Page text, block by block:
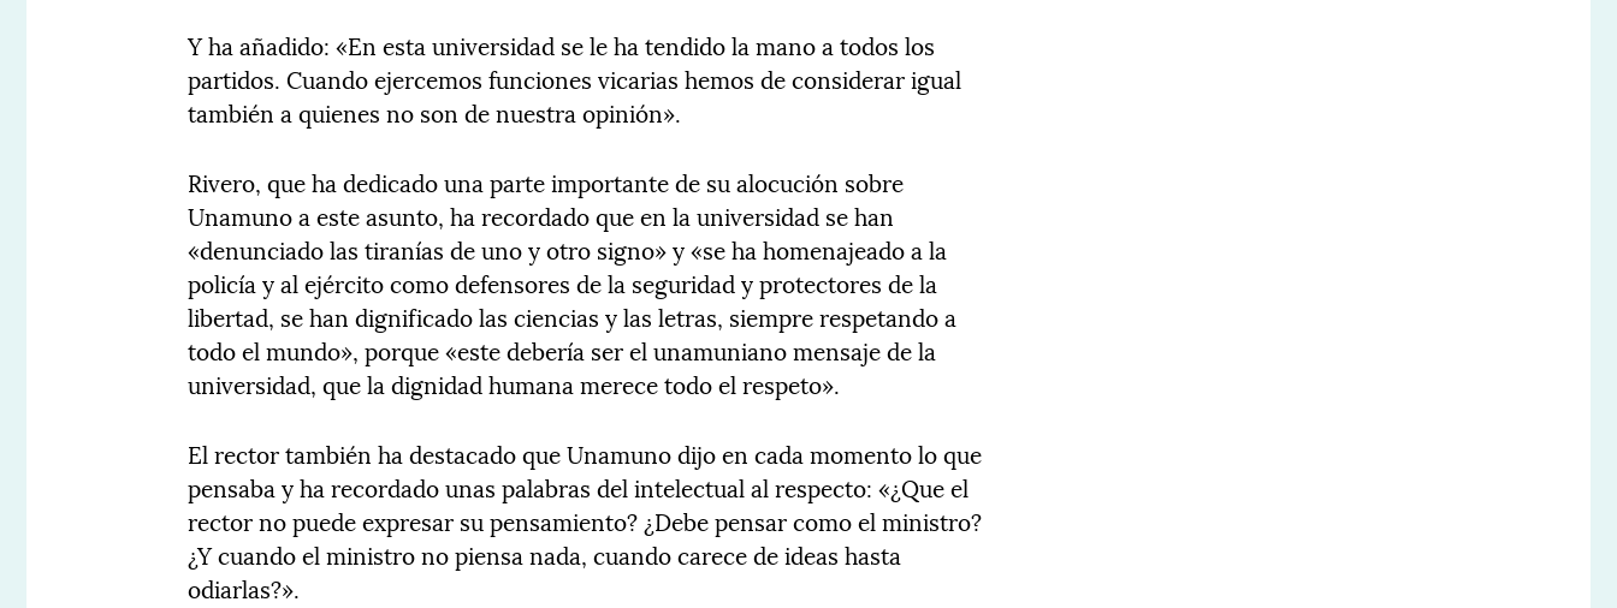
Y ha añadido: «En esta universidad se le ha tendido la mano a todos los
partidos. Cuando ejercemos funciones vicarias hemos de considerar igual
también a quienes no son de nuestra opinión».
Rivero, que ha dedicado una parte importante de su alocución sobre
Unamuno a este asunto, ha recordado que en la universidad se han
«denunciado las tiranías de uno y otro signo» y «se ha homenajeado a la
policía y al ejército como defensores de la seguridad y protectores de la
libertad, se han dignificado las ciencias y las letras, siempre respetando a
todo el mundo», porque «este debería ser el unamuniano mensaje de la
universidad, que la dignidad humana merece todo el respeto».
El rector también ha destacado que Unamuno dijo en cada momento lo que
pensaba y ha recordado unas palabras del intelectual al respecto: «¿Que el
rector no puede expresar su pensamiento? ¿Debe pensar como el ministro?
¿Y cuando el ministro no piensa nada, cuando carece de ideas hasta
odiarlas?».